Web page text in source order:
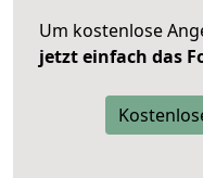
Um kostenlose
jetzt einfach das